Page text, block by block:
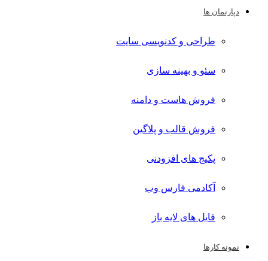
دپارتمان ها
طراحی و کدنویسی سایت
سئو و بهینه سازی
فروش هاست و دامنه
فروش قالب و پلاگین
پکیج های افزودنی
آکادمی فارس وب
فایل های لایه باز
نمونه کارها